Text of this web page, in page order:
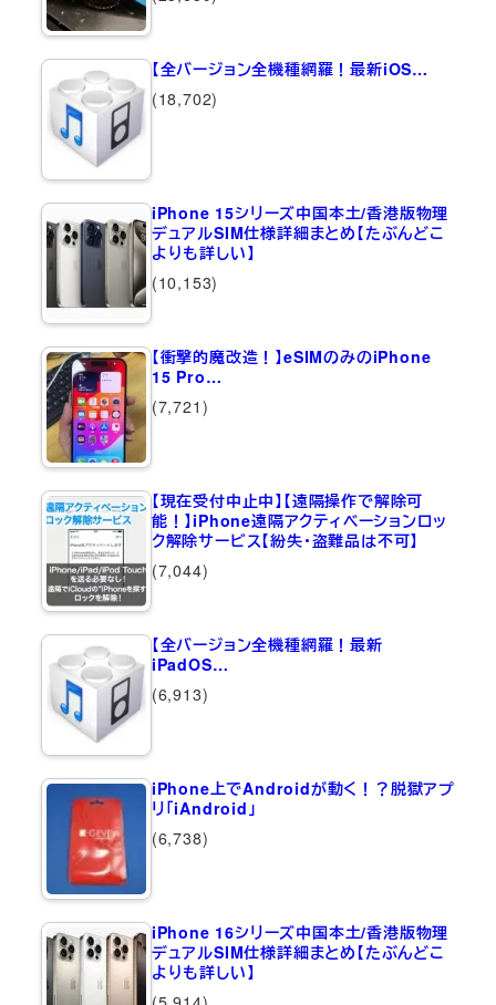
【全バージョン全機種網羅！最新iOS…
(18,702)
iPhone 15シリーズ中国本土/香港版物理
デュアルSIM仕様詳細まとめ【たぶんどこ
よりも詳しい】
(10,153)
【衝撃的魔改造！】eSIMのみのiPhone
15 Pro…
(7,721)
【現在受付中止中】【遠隔操作で解除可
能！】iPhone遠隔アクティベーションロッ
ク解除サービス【紛失・盗難品は不可】
(7,044)
【全バージョン全機種網羅！最新
iPadOS…
(6,913)
iPhone上でAndroidが動く！？脱獄アプ
リ「iAndroid」
(6,738)
iPhone 16シリーズ中国本土/香港版物理
デュアルSIM仕様詳細まとめ【たぶんどこ
よりも詳しい】